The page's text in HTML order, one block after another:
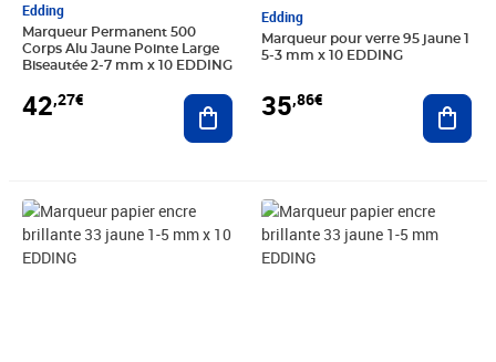
Edding
Marqueur Permanent 500
Corps Alu Jaune Pointe Large
Biseautée 2-7 mm x 10 EDDING
42,27€ Ajouter au panier
Edding
Marqueur pour verre 95 jaune 1
5-3 mm x 10 EDDING
35,86€
Prix 31,71€ Prix 12,00€